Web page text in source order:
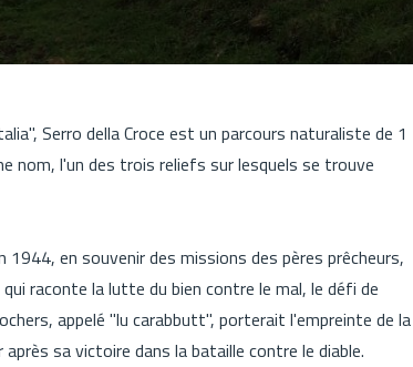
Serro della Croce est un parcours naturaliste de 1
nom, l'un des trois reliefs sur lesquels se trouve
en souvenir des missions des pères prêcheurs,
raconte la lutte du bien contre le mal, le défi de
appelé "lu carabbutt", porterait l'empreinte de la
sa victoire dans la bataille contre le diable.